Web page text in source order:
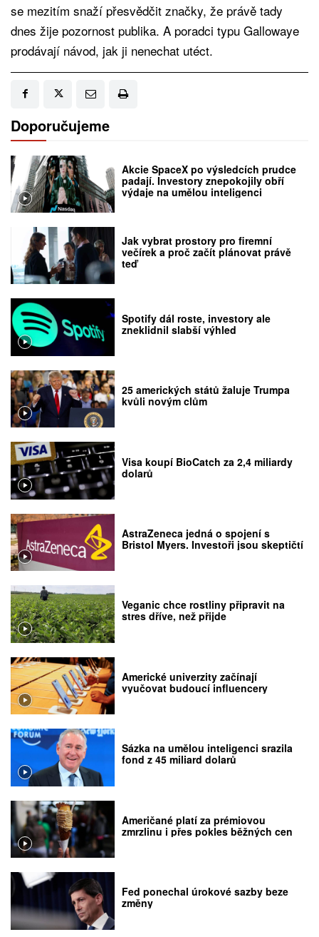
se mezitím snaží přesvědčit značky, že právě tady
dnes žije pozornost publika. A poradci typu Gallowaye
prodávají návod, jak ji nenechat utéct.
Doporučujeme
Akcie SpaceX po výsledcích prudce
padají. Investory znepokojily obří
výdaje na umělou inteligenci
Jak vybrat prostory pro firemní
večírek a proč začít plánovat právě
teď
Spotify dál roste, investory ale
zneklidnil slabší výhled
25 amerických států žaluje Trumpa
kvůli novým clům
Visa koupí BioCatch za 2,4 miliardy
dolarů
AstraZeneca jedná o spojení s
Bristol Myers. Investoři jsou skeptičtí
Veganic chce rostliny připravit na
stres dříve, než přijde
Americké univerzity začínají
vyučovat budoucí influencery
Sázka na umělou inteligenci srazila
fond z 45 miliard dolarů
Američané platí za prémiovou
zmrzlinu i přes pokles běžných cen
Fed ponechal úrokové sazby beze
změny